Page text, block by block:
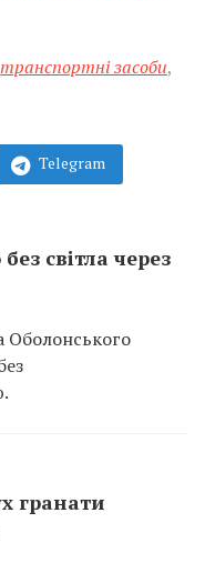
транспортні засоби,
Telegram
світла через
Оболонського
гранати